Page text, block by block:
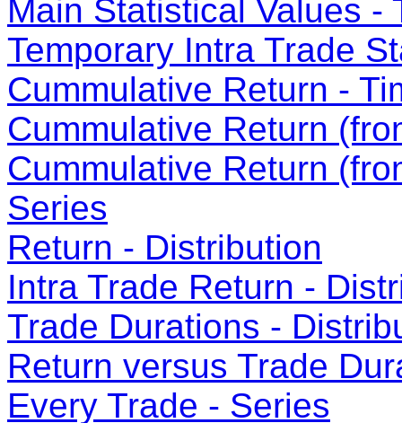
Main Statistical Values -
Temporary Intra Trade
Cummulative Return -
Cummulative Return
Cummulative Return
Series
Return - Distribution
Intra Trade Return -
Trade Durations -
Return versus Trade
Every Trade - Series